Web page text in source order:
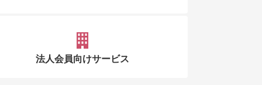
法人会員向けサービス